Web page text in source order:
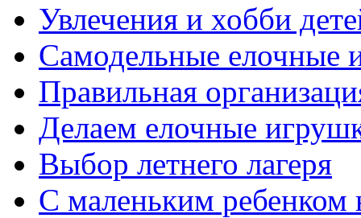
Увлечения и хобби
Самодельные елочные
Правильная
Делаем елочные
Выбор летнего лагеря
С маленьким ребенком